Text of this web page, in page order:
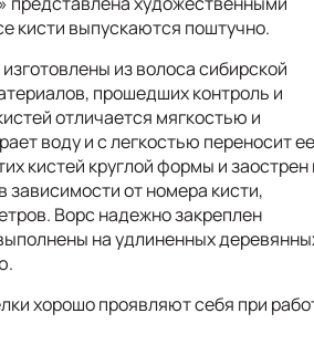
кисти выпускаются поштучно.
из волоса сибирской
прошедших контроль и
отличается мягкостью и
воду и с легкостью переносит ее
кистей круглой формы и заострен
зависимости от номера кисти,
Ворс надежно закреплен
на удлиненных
хорошо проявляют себя при